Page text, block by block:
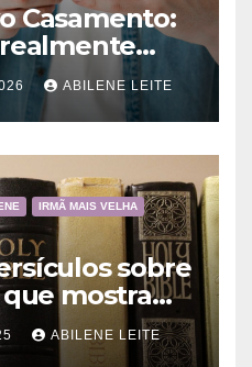
Casamento:
ABILENE LEITE
IRMÃ MAIS VELHA
sobre
mostram
Palavra de
ABILENE LEITE